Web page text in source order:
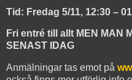
Tid: Fredag 5/11, 12:30 –
Fri entré till allt MEN MAN
SENAST IDAG
Anmälningar tas emot på